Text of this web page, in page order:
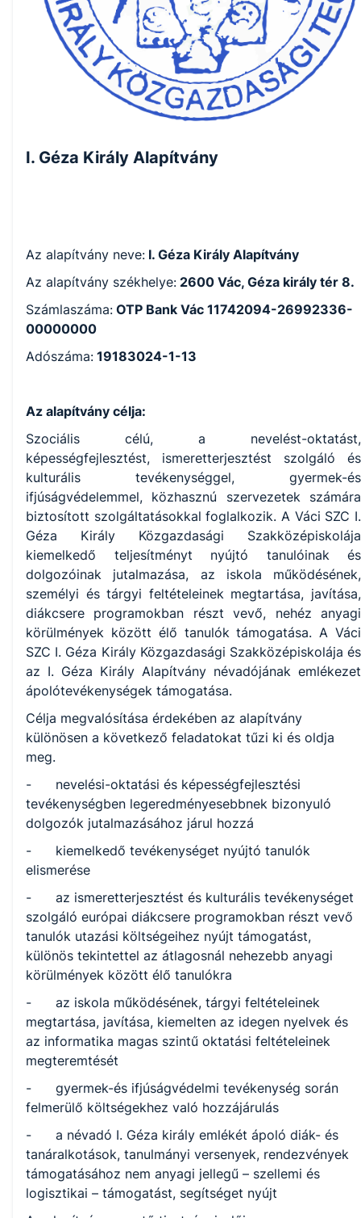
I. Géza Király Alapítvány
Az alapítvány neve: I. Géza Király Alapítvány
Az alapítvány székhelye: 2600 Vác, Géza király tér 8.
Számlaszáma: OTP Bank Vác 11742094-26992336-
00000000
Adószáma: 19183024-1-13
Az alapítvány célja:
Szociális célú, a nevelést-oktatást,
képességfejlesztést, ismeretterjesztést szolgáló és
kulturális tevékenységgel, gyermek-és
ifjúságvédelemmel, közhasznú szervezetek számára
biztosított szolgáltatásokkal foglalkozik. A Váci SZC I.
Géza Király Közgazdasági Szakközépiskolája
kiemelkedő teljesítményt nyújtó tanulóinak és
dolgozóinak jutalmazása, az iskola működésének,
személyi és tárgyi feltételeinek megtartása, javítása,
diákcsere programokban részt vevő, nehéz anyagi
körülmények között élő tanulók támogatása. A Váci
SZC I. Géza Király Közgazdasági Szakközépiskolája és
az I. Géza Király Alapítvány névadójának emlékezet
ápolótevékenységek támogatása.
Célja megvalósítása érdekében az alapítvány
különösen a következő feladatokat tűzi ki és oldja
meg.
- nevelési-oktatási és képességfejlesztési
tevékenységben legeredményesebbnek bizonyuló
dolgozók jutalmazásához járul hozzá
- kiemelkedő tevékenységet nyújtó tanulók
elismerése
- az ismeretterjesztést és kulturális tevékenységet
szolgáló európai diákcsere programokban részt vevő
tanulók utazási költségeihez nyújt támogatást,
különös tekintettel az átlagosnál nehezebb anyagi
körülmények között élő tanulókra
- az iskola működésének, tárgyi feltételeinek
megtartása, javítása, kiemelten az idegen nyelvek és
az informatika magas szintű oktatási feltételeinek
megteremtését
- gyermek-és ifjúságvédelmi tevékenység során
felmerülő költségekhez való hozzájárulás
- a névadó I. Géza király emlékét ápoló diák- és
tanáralkotások, tanulmányi versenyek, rendezvények
támogatásához nem anyagi jellegű – szellemi és
logisztikai – támogatást, segítséget nyújt